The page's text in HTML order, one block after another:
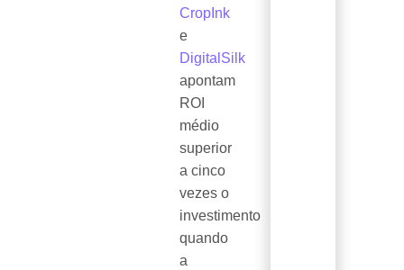
CropInk
e
DigitalSilk
apontam
ROI
médio
superior
a cinco
vezes o
investimento
quando
a